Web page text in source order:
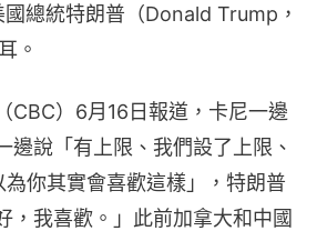
總統特朗普（Donald Trump，
。
CBC）6月16日報道，卡尼一邊
邊說「有上限、我們設了上限、
你其實會喜歡這樣」，特朗普
，我喜歡。」此前加拿大和中國